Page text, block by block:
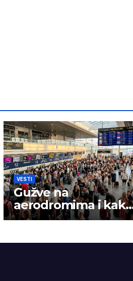
VESTI
Gužve na
aerodromima i kako
se prilagoditi?